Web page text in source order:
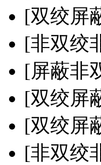
[双绞屏
[非双绞
[屏蔽非
[双绞屏
[双绞屏
[非双绞